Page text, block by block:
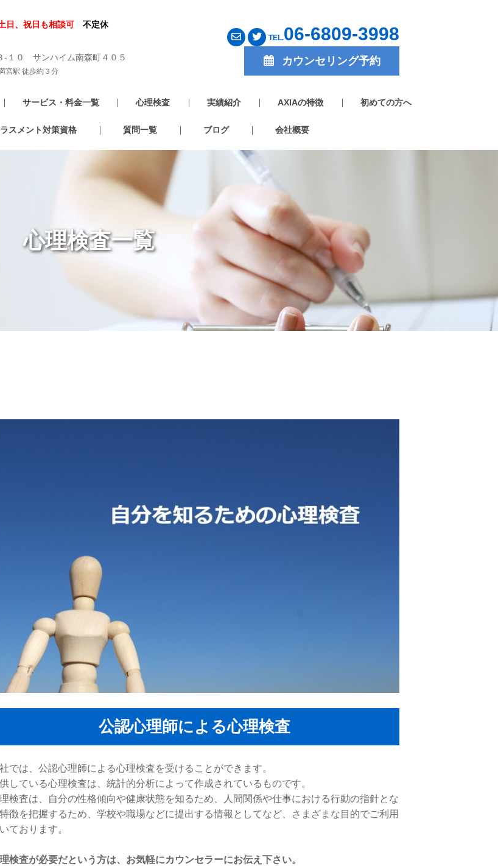
日、祝日も相談可 不定休
-１０ サンハイム南森町４０５
宮駅 徒歩約３分
TEL.06-6809-3998
カウンセリング予約
サービス・料金一覧 心理検査 実績紹介 AXIAの特徴 初めての方へ
スメント対策資格 質問一覧 ブログ 会社概要
心理検査一覧
公認心理師による心理検査
では、公認心理師による心理検査を受けることができます。
している心理検査は、統計的分析によって作成されているものです。
検査は、自分の性格傾向や健康状態を知るため、人間関係や仕事における行動の指針とな
徴を把握するため、学校や職場などに提出する情報としてなど、さまざまな目的でご利用
ております。
検査が必要だという方は、お気軽にカウンセラーにお伝え下さい。